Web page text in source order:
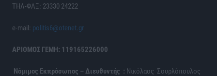
ΤΗΛ-ΦΑΞ: 23330 24222
e-mail: politis6@otenet.gr
ΑΡΙΘΜΟΣ ΓΕΜΗ: 119165226000
Νόμιμος Εκπρόσωπος – Διευθυντής : Νικόλαος Σουρλόπουλος